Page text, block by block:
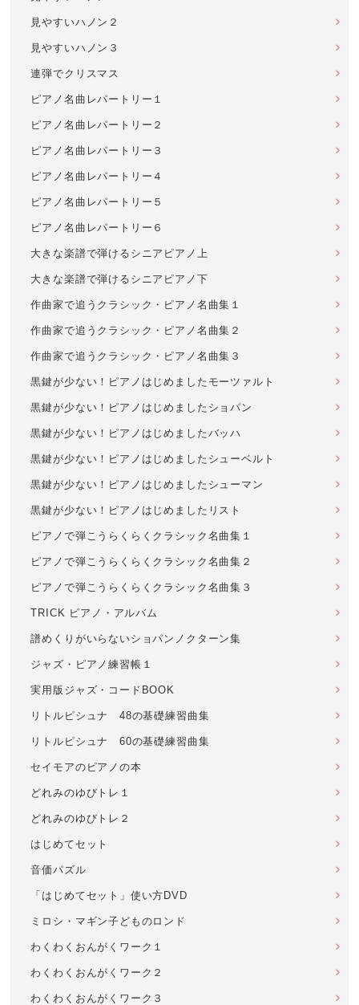
見やすいハノン２
見やすいハノン３
連弾でクリスマス
ピアノ名曲レパートリー１
ピアノ名曲レパートリー２
ピアノ名曲レパートリー３
ピアノ名曲レパートリー４
ピアノ名曲レパートリー５
ピアノ名曲レパートリー６
大きな楽譜で弾けるシニアピアノ上
大きな楽譜で弾けるシニアピアノ下
作曲家で追うクラシック・ピアノ名曲集１
作曲家で追うクラシック・ピアノ名曲集２
作曲家で追うクラシック・ピアノ名曲集３
黒鍵が少ない！ピアノはじめましたモーツァルト
黒鍵が少ない！ピアノはじめましたショパン
黒鍵が少ない！ピアノはじめましたバッハ
黒鍵が少ない！ピアノはじめましたシューベルト
黒鍵が少ない！ピアノはじめましたシューマン
黒鍵が少ない！ピアノはじめましたリスト
ピアノで弾こうらくらくクラシック名曲集１
ピアノで弾こうらくらくクラシック名曲集２
ピアノで弾こうらくらくクラシック名曲集３
TRICK ピアノ・アルバム
譜めくりがいらないショパンノクターン集
ジャズ・ピアノ練習帳１
実用版ジャズ・コードBOOK
リトルピシュナ 48の基礎練習曲集
リトルピシュナ 60の基礎練習曲集
セイモアのピアノの本
どれみのゆびトレ１
どれみのゆびトレ２
はじめてセット
音価パズル
「はじめてセット」使い方DVD
ミロシ・マギン子どものロンド
わくわくおんがくワーク１
わくわくおんがくワーク２
わくわくおんがくワーク３